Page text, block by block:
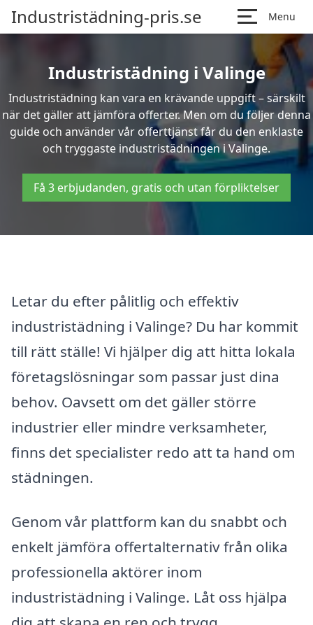
Industristädning-pris.se Menu
Industristädning i Valinge
Industristädning kan vara en krävande uppgift – särskilt
när det gäller att jämföra offerter. Men om du följer denna
guide och använder vår offerttjänst får du den enklaste
och tryggaste industristädningen i Valinge.
Få 3 erbjudanden, gratis och utan förpliktelser
Letar du efter pålitlig och effektiv
industristädning i Valinge? Du har kommit
till rätt ställe! Vi hjälper dig att hitta lokala
företagslösningar som passar just dina
behov. Oavsett om det gäller större
industrier eller mindre verksamheter,
finns det specialister redo att ta hand om
städningen.
Genom vår plattform kan du snabbt och
enkelt jämföra offertalternativ från olika
professionella aktörer inom
industristädning i Valinge. Låt oss hjälpa